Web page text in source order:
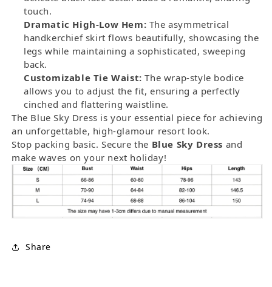
touch.
Dramatic High-Low Hem: The asymmetrical
handkerchief skirt flows beautifully, showcasing the
legs while maintaining a sophisticated, sweeping
back.
Customizable Tie Waist: The wrap-style bodice
allows you to adjust the fit, ensuring a perfectly
cinched and flattering waistline.
The Blue Sky Dress is your essential piece for achieving
an unforgettable, high-glamour resort look.
Stop packing basic. Secure the Blue Sky Dress and
make waves on your next holiday!
Share